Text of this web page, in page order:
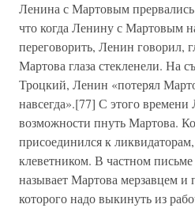
Ленина с Мартовым
что когда Ленину с Мартовым
переговорить, Ленин говорил,
Мартова глаза стекленели. На
Троцкий, Ленин «потерял
навсегда».[77] С этого
возможности пнуть Мартова.
присоединился к
клеветником. В частном
называет Мартова мерзавцем
которого надо выкинуть из